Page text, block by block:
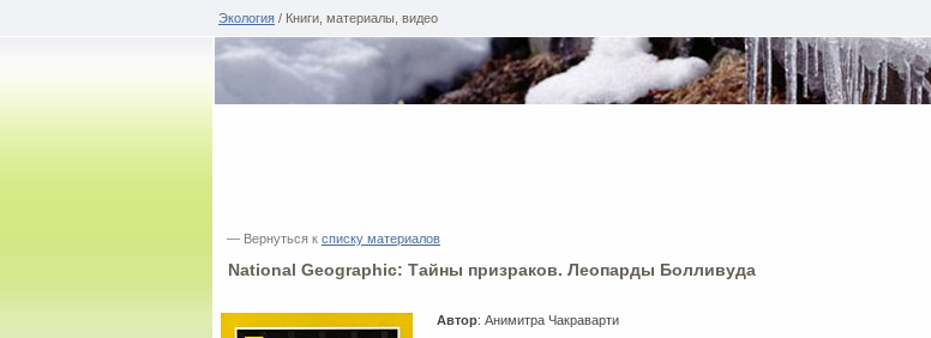
Экология / Книги, материалы, видео
— Вернуться к списку материалов
National Geographic: Тайны призраков. Леопарды Болливуда
Автор: Анимитра Чакраварти